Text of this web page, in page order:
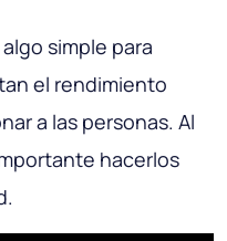
simple para
el rendimiento
a las personas. Al
hacerlos